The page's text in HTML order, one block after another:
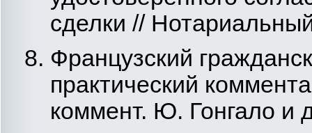
сделки //
Французский
практический
коммент. Ю. Гонгало и